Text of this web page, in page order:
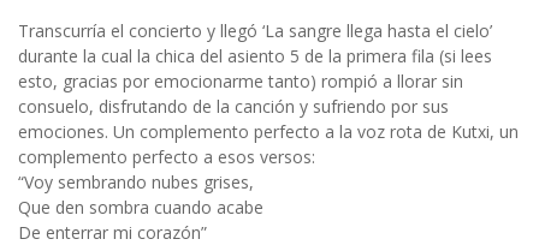
Transcurría el concierto y llegó ‘La sangre llega hasta el cielo’
durante la cual la chica del asiento 5 de la primera fila (si lees
esto, gracias por emocionarme tanto) rompió a llorar sin
consuelo, disfrutando de la canción y sufriendo por sus
emociones. Un complemento perfecto a la voz rota de Kutxi, un
complemento perfecto a esos versos:
“Voy sembrando nubes grises,
Que den sombra cuando acabe
De enterrar mi corazón”